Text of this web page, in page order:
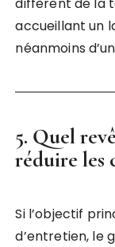
diffèrent de la
accueillant un
néanmoins
5. Quel
réduire les
Si l’objectif
d’entretien, le